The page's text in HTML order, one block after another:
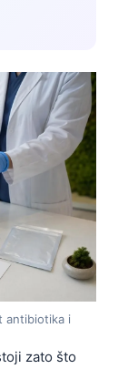
antibiotika i
zato što